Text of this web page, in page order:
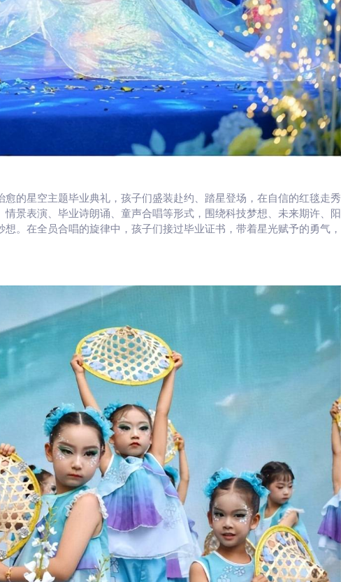
的星空主题毕业典礼，孩子们盛装赴约、踏星登场，在自信的红毯走秀
景表演、毕业诗朗诵、童声合唱等形式，围绕科技梦想、未来期许、阳
。在全员合唱的旋律中，孩子们接过毕业证书，带着星光赋予的勇气，